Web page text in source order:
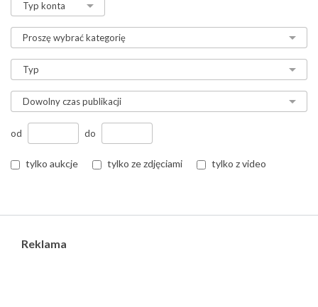
od do
tylko aukcje tylko ze zdjęciami tylko z video
Reklama